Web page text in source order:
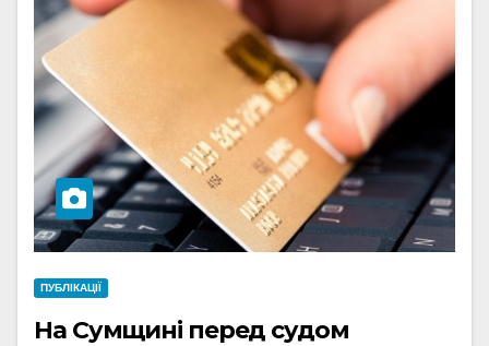
ПУБЛІКАЦІЇ
На Сумщині перед судом